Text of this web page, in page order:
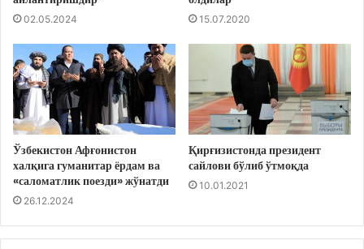
02.05.2024 15.07.2020
Ўзбекистон Афғонистон
халқига гуманитар ёрдам ва
«саломатлик поезди» жўнатди
26.12.2024
Қирғизистонда президент
сайлови бўлиб ўтмоқда
10.01.2021